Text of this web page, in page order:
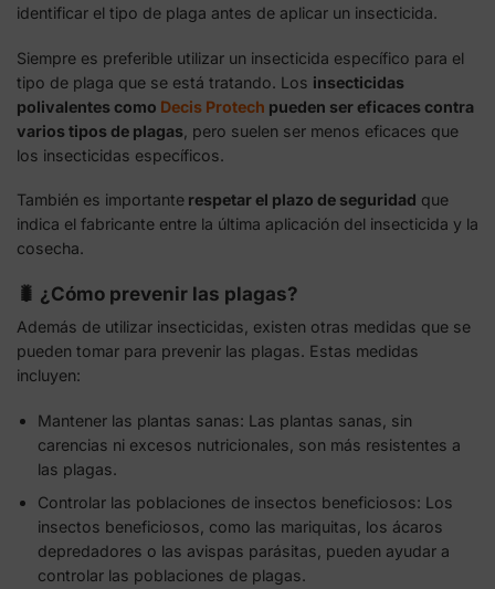
identificar el tipo de plaga antes de aplicar un insecticida.
Siempre es preferible utilizar un insecticida específico para el
tipo de plaga que se está tratando. Los insecticidas
polivalentes como Decis Protech pueden ser eficaces contra
varios tipos de plagas , pero suelen ser menos eficaces que
los insecticidas específicos.
También es importante respetar el plazo de seguridad que
indica el fabricante entre la última aplicación del insecticida y la
cosecha.
🐛 ¿Cómo prevenir las plagas?
Además de utilizar insecticidas, existen otras medidas que se
pueden tomar para prevenir las plagas. Estas medidas
incluyen:
Mantener las plantas sanas: Las plantas sanas, sin
carencias ni excesos nutricionales, son más resistentes a
las plagas.
Controlar las poblaciones de insectos beneficiosos: Los
insectos beneficiosos, como las mariquitas, los ácaros
depredadores o las avispas parásitas, pueden ayudar a
controlar las poblaciones de plagas.